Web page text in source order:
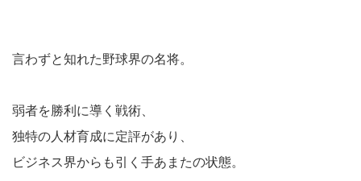
言わずと知れた野球界の名将。
弱者を勝利に導く戦術、
独特の人材育成に定評があり、
ビジネス界からも引く手あまたの状態。